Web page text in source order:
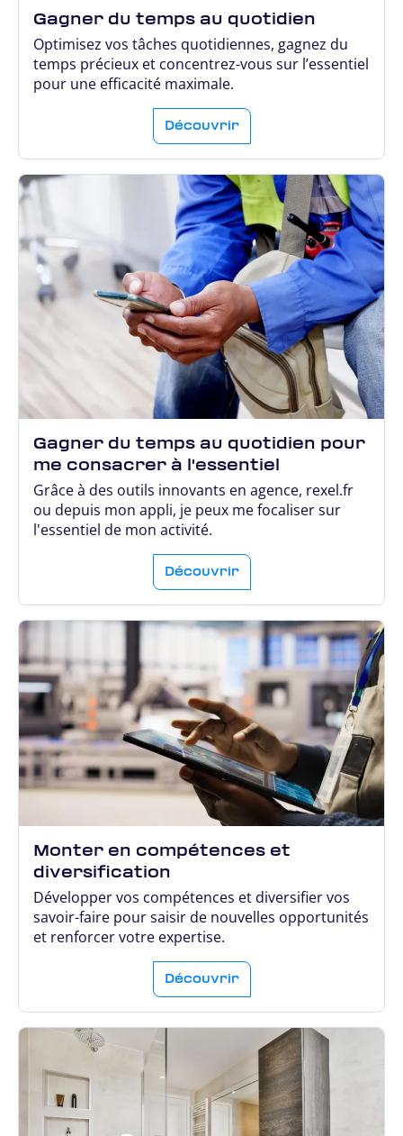
Gagner du temps au quotidien
Optimisez vos tâches quotidiennes, gagnez du
temps précieux et concentrez-vous sur l’essentiel
pour une efficacité maximale.
Découvrir
Gagner du temps au quotidien pour
me consacrer à l'essentiel
Grâce à des outils innovants en agence, rexel.fr
ou depuis mon appli, je peux me focaliser sur
l'essentiel de mon activité.
Découvrir
Monter en compétences et
diversification
Développer vos compétences et diversifier vos
savoir-faire pour saisir de nouvelles opportunités
et renforcer votre expertise.
Découvrir